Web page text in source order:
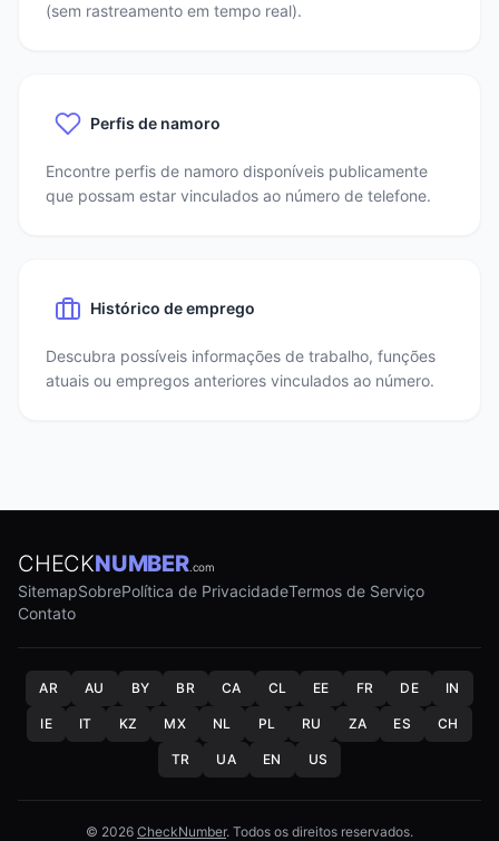
(sem rastreamento em tempo real).
Perfis de namoro
Encontre perfis de namoro disponíveis publicamente
que possam estar vinculados ao número de telefone.
Histórico de emprego
Descubra possíveis informações de trabalho, funções
atuais ou empregos anteriores vinculados ao número.
CHECKNUMBER.com
SitemapSobrePolítica de PrivacidadeTermos de Serviço
Contato
AR AU BY BR CA CL EE FR DE IN
IE IT KZ MX NL PL RU ZA ES CH
TR UA EN US
© 2026 CheckNumber. Todos os direitos reservados.